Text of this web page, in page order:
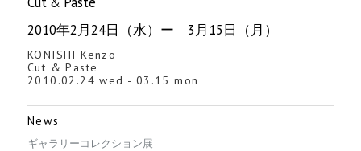
2010年2月24日（水）ー 3月15日（月）
KONISHI Kenzo
Cut & Paste
2010.02.24 wed - 03.15 mon
News
ギャラリーコレクション展